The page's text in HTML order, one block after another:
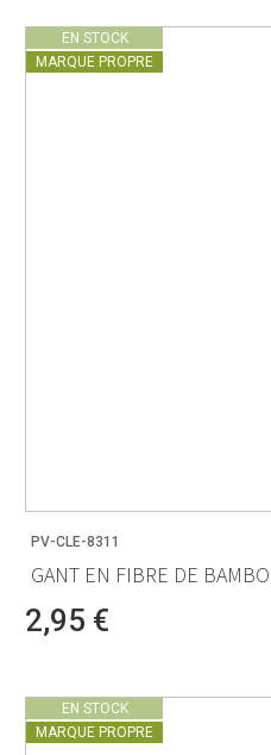
EN STOCK
MARQUE PROPRE
PV-CLE-8311
GANT EN FIBRE DE
2,95 €
EN STOCK
MARQUE PROPRE